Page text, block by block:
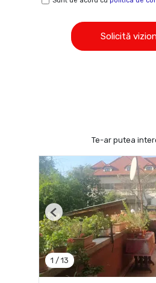
Solicită
Te-ar putea
1 / 13
Previous